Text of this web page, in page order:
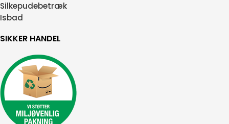
Silkepudebetræk
Isbad
SIKKER HANDEL